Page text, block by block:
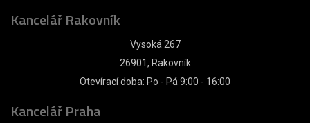
Kancelář Rakovník
Vysoká 267
26901, Rakovník
Otevírací doba: Po - Pá 9:00 - 16:00
Kancelář Praha